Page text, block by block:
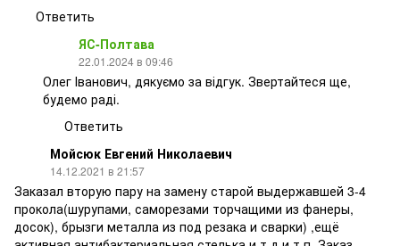
Ответить
ЯС-Полтава
22.01.2024 в 09:46
Олег Іванович, дякуємо за відгук. Звертайтеся ще,
будемо раді.
Ответить
Мойсюк Евгений Николаевич
14.12.2021 в 21:57
Заказал вторую пару на замену старой выдержавшей 3-4
прокола(шурупами, саморезами торчащими из фанеры,
досок), брызги металла из под резака и сварки) ,ещё